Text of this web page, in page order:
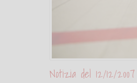
Notizia del 12/12/2007